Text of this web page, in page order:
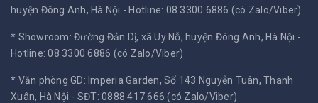
huyện Đông Anh, Hà Nội -Hotline: 08 3300 6886 (có Zalo/Viber)
* Showroom: Đường Đản Dị, xã Uy Nỗ, huyện Đông Anh, Hà Nội -
Hotline: 08 3300 6886 (có Zalo/Viber)
* Văn phòng GD: Imperia Garden, Số 143 Nguyễn Tuân, Thanh
Xuân, Hà Nội - SĐT: 0888 417 666 (có Zalo/Viber)